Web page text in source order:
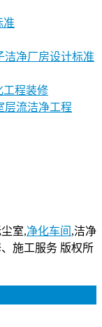
准
洁净厂房设计标准
工程装修
层流洁净工程
室,净化车间 ,洁净
施工服务 版权所